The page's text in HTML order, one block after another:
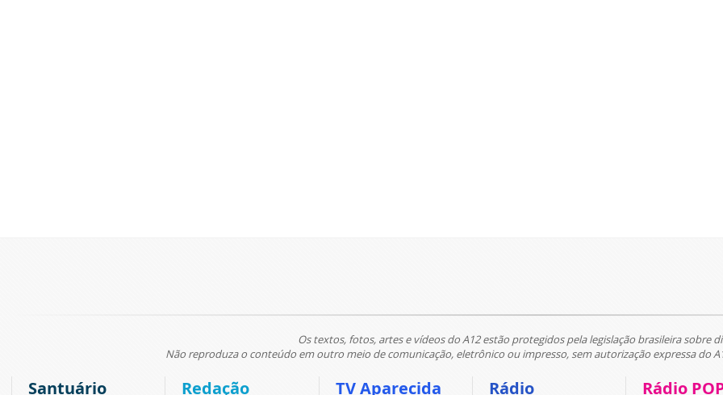
Os textos, fotos, artes e vídeos do A12 estão protegidos pela legislação brasileira sobre
Não reproduza o conteúdo em outro meio de comunicação, eletrônico ou impresso, sem autorização expressa do
Santuário Redação TV Aparecida Rádio Rádio